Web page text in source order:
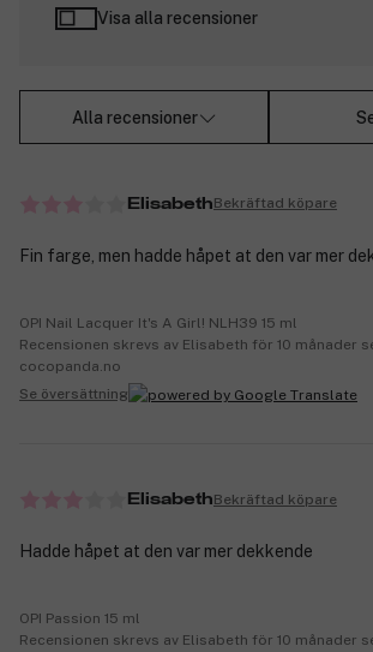
Visa alla recensioner
Alla recensioner
ElisabethBekräftad köpare
Fin farge, men hadde håpet at den var mer
OPI Nail Lacquer It's A Girl! NLH39 15 ml
Recensionen skrevs av Elisabeth för 10 månader
cocopanda.no
Se översättning
ElisabethBekräftad köpare
Hadde håpet at den var mer dekkende
OPI Passion 15 ml
Recensionen skrevs av Elisabeth för 10 månader